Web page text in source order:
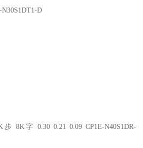
D
8K字 0.30 0.21 0.09 CP1E-N40S1DR-